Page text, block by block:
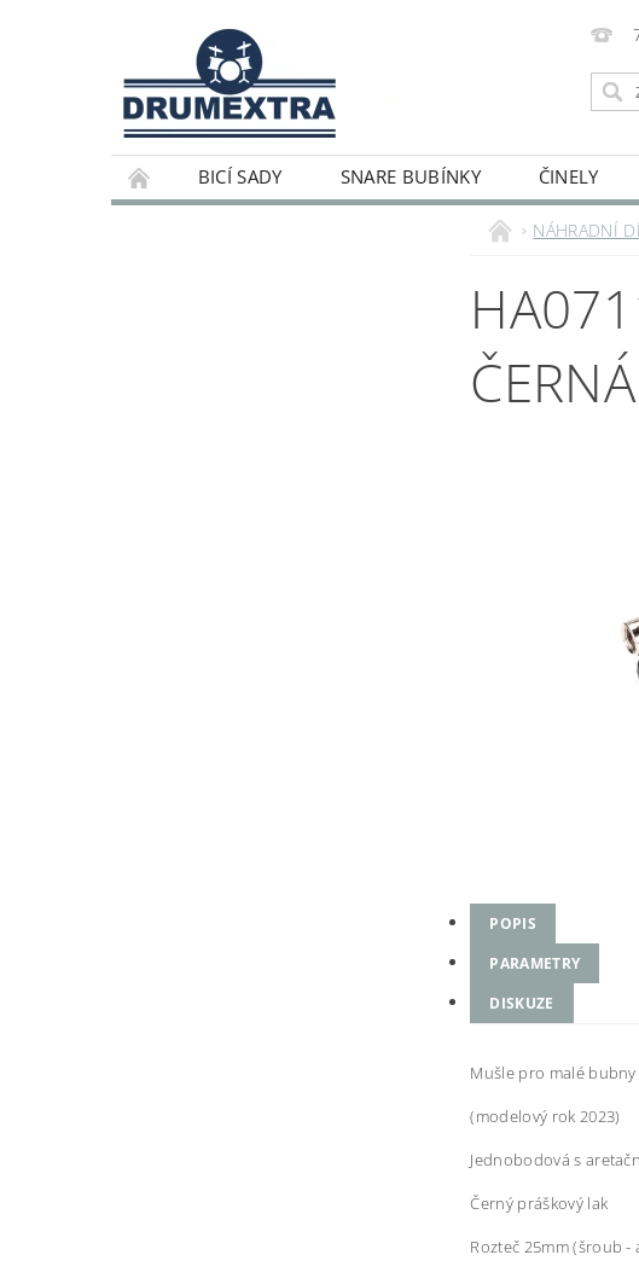
BICÍ SADY SNARE BUBÍNKY ČINELY
NÁHRADNÍ
ČERNÁ
POPIS
PARAMETRY
DISKUZE
Mušle pro malé bubny
(modelový rok 2023)
Jednobodová s
Černý práškový lak
Rozteč 25mm (šroub -